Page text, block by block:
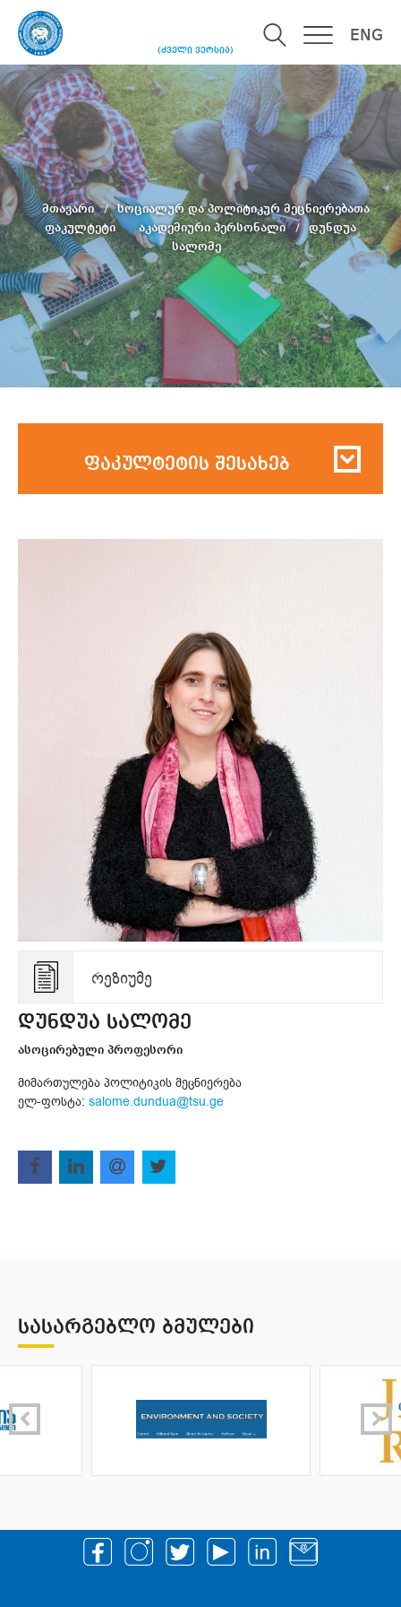
(ძველი ვერსია)
ENG
მთავარი
სოციალურ და პოლიტიკურ მეცნიერებათა
ფაკულტეტი
აკადემიური პერსონალი
დუნდუა
სალომე
ფაკულტეტის შესახებ
რეზიუმე
დუნდუა სალომე
ასოცირებული პროფესორი
მიმართულება პოლიტიკის მეცნიერება
ელ-ფოსტა: salome.dundua@tsu.ge
ᲡᲐᲡᲐᲠᲒᲔᲑᲚᲝ ᲑᲛᲣᲚᲔᲑᲘ